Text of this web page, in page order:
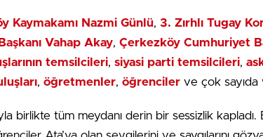
Kaymakamı Nazmi Günlü, 3. Zırhlı Tugay
Vahap Akay, Çerkezköy Cumhuriyet
temsilcileri, siyasi parti temsilcileri,
, öğretmenler, öğrenciler ve çok sayıda
birlikte tüm meydanı derin bir sessizlik kapladı.